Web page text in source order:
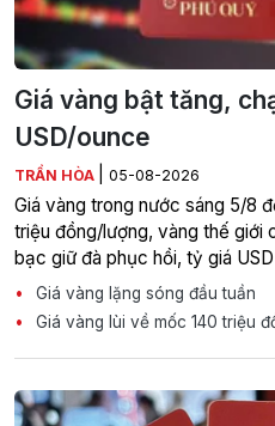
Giá vàng bật tăng,
USD/ounce
TRẦN HÒA 05-08-2026
Giá vàng trong nước sáng 5/8
triệu đồng/lượng, vàng thế giới
bạc giữ đà phục hồi, tỷ giá
Giá vàng lặng sóng đầu tuần
Giá vàng lùi về mốc 140 triệu